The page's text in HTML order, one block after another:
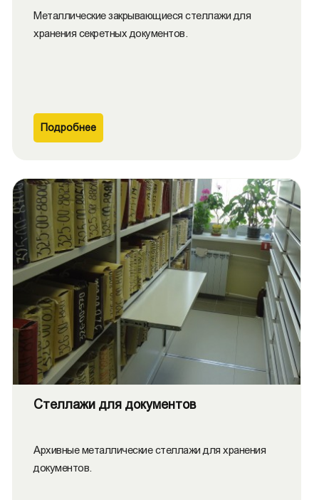
Металлические закрывающиеся cтеллажи для
хранения секретных документов.
Подробнее
Стеллажи для документов
Архивные металлические стеллажи для хранения
документов.